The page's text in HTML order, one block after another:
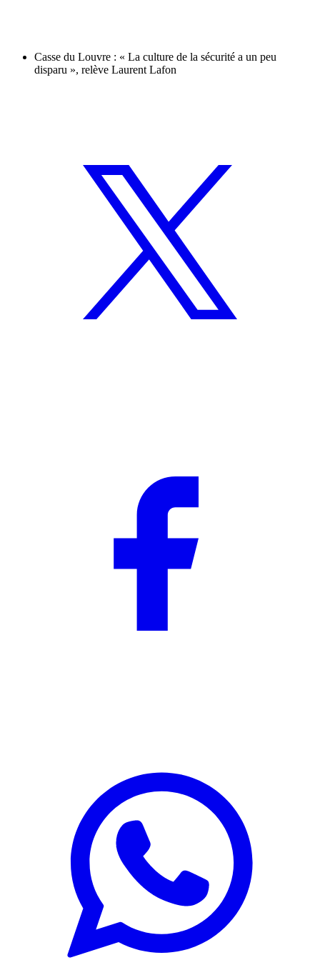
Casse du Louvre : « La culture de la sécurité a un peu
disparu », relève Laurent Lafon